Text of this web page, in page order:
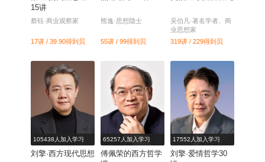
15讲
蔡钰·商业观察家
17讲 / 39.90得到贝
熊逸·思想隐士
55讲 / 99得到贝
吴伯凡·著名学者、商
业思想家
319讲 / 229得到贝
105438人加入学习
刘擎·西方现代思想
65257人加入学习
傅佩荣的西方哲学
17552人加入学习
刘擎·爱情哲学30